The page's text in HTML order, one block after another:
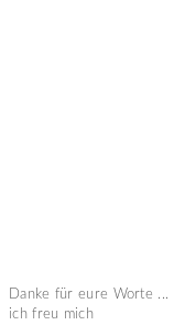
Danke für eure Worte ...
ich freu mich